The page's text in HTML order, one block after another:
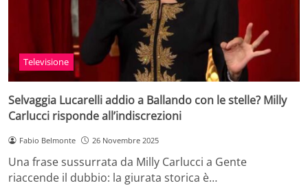
Televisione
Selvaggia Lucarelli addio a Ballando con le stelle? Milly
Carlucci risponde all’indiscrezioni
Fabio Belmonte 26 Novembre 2025
Una frase sussurrata da Milly Carlucci a Gente
riaccende il dubbio: la giurata storica è…